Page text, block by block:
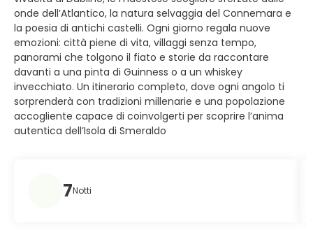
onde dell’Atlantico, la natura selvaggia del Connemara e
la poesia di antichi castelli. Ogni giorno regala nuove
emozioni: città piene di vita, villaggi senza tempo,
panorami che tolgono il fiato e storie da raccontare
davanti a una pinta di Guinness o a un whiskey
invecchiato. Un itinerario completo, dove ogni angolo ti
sorprenderà con tradizioni millenarie e una popolazione
accogliente capace di coinvolgerti per scoprire l’anima
autentica dell’Isola di Smeraldo
7Notti